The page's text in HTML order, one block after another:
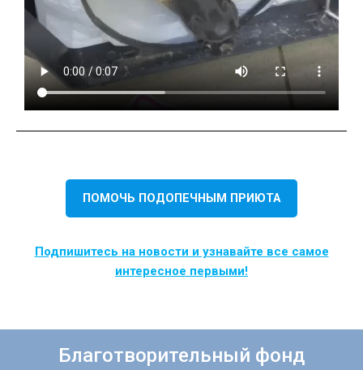
ПОМОЧЬ ПОДОПЕЧНЫМ ПРИЮТА
Подпишитесь на новости и узнавайте все самое
интересное первыми!
Благотворительный фонд